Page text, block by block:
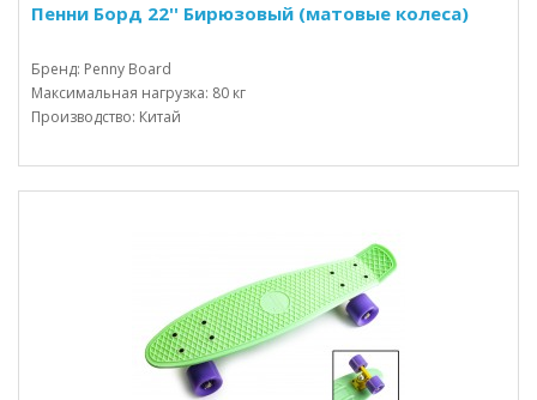
Пенни Борд 22'' Бирюзовый (матовые колеса)
Бренд: Penny Board
Максимальная нагрузка: 80 кг
Производство: Китай